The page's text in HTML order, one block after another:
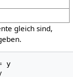
gleich sind,